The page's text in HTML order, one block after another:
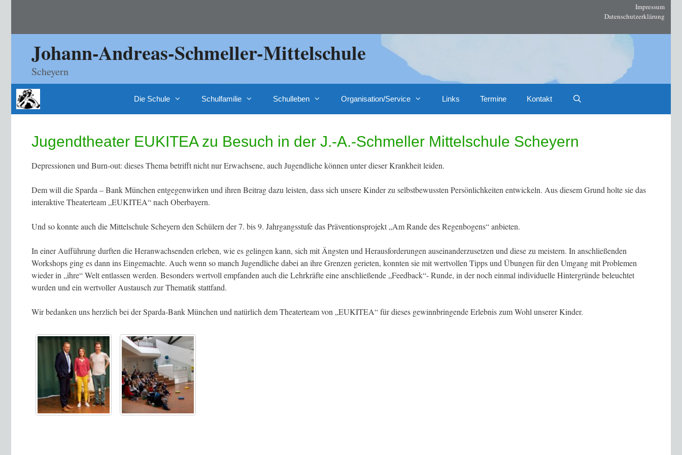
Impressum
Datenschutzerklärung
Johann-Andreas-Schmeller-Mittelschule
Scheyern
Die Schule Schulfamilie Schulleben Organisation/Service Links Termine Kontakt
Jugendtheater EUKITEA zu Besuch in der J.-A.-Schmeller Mittelschule Scheyern
Depressionen und Burn-out: dieses Thema betrifft nicht nur Erwachsene, auch Jugendliche können unter dieser Krankheit leiden.
Dem will die Sparda – Bank München entgegenwirken und ihren Beitrag dazu leisten, dass sich unsere Kinder zu selbstbewussten Persönlichkeiten entwickeln. Aus diesem Grund holte sie das
interaktive Theaterteam „EUKITEA“ nach Oberbayern.
Und so konnte auch die Mittelschule Scheyern den Schülern der 7. bis 9. Jahrgangsstufe das Präventionsprojekt „Am Rande des Regenbogens“ anbieten.
In einer Aufführung durften die Heranwachsenden erleben, wie es gelingen kann, sich mit Ängsten und Herausforderungen auseinanderzusetzen und diese zu meistern. In anschließenden
Workshops ging es dann ins Eingemachte. Auch wenn so manch Jugendliche dabei an ihre Grenzen gerieten, konnten sie mit wertvollen Tipps und Übungen für den Umgang mit Problemen
wieder in „ihre“ Welt entlassen werden. Besonders wertvoll empfanden auch die Lehrkräfte eine anschließende „Feedback“- Runde, in der noch einmal individuelle Hintergründe beleuchtet
wurden und ein wertvoller Austausch zur Thematik stattfand.
Wir bedanken uns herzlich bei der Sparda-Bank München und natürlich dem Theaterteam von „EUKITEA“ für dieses gewinnbringende Erlebnis zum Wohl unserer Kinder.